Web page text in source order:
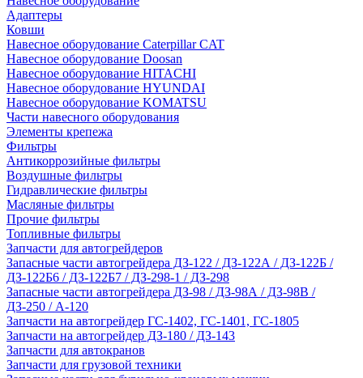
Адаптеры
Ковши
Навесное оборудование Caterpillar CAT
Навесное оборудование Doosan
Навесное оборудование HITACHI
Навесное оборудование HYUNDAI
Навесное оборудование KOMATSU
Части навесного оборудования
Элементы крепежа
Фильтры
Антикоррозийные фильтры
Воздушные фильтры
Гидравлические фильтры
Масляные фильтры
Прочие фильтры
Топливные фильтры
Запчасти для автогрейдеров
Запасные части автогрейдера ДЗ-122 / ДЗ-122А / ДЗ-122Б /
ДЗ-122Б6 / ДЗ-122Б7 / ДЗ-298-1 / ДЗ-298
Запасные части автогрейдера ДЗ-98 / ДЗ-98А / ДЗ-98В /
ДЗ-250 / А-120
Запчасти на автогрейдер ГС-1402, ГС-1401, ГС-1805
Запчасти на автогрейдер ДЗ-180 / ДЗ-143
Запчасти для автокранов
Запчасти для грузовой техники